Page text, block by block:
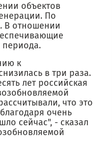
объектов
По
В отношении
периода.
к
в три раза.
лет российская
что это
очень
сейчас", - сказал